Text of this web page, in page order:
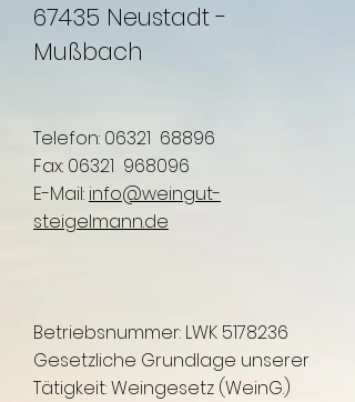
67435 Neustadt -
Mußbach
Telefon: 06321 68896
Fax: 06321 968096
E-Mail: info@weingut-
steigelmann.de
Betriebsnummer: LWK 5178236
Gesetzliche Grundlage unserer
Tätigkeit: Weingesetz (WeinG.)